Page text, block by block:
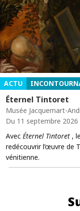
ACTU
Éternel Tintoret
Musée Jacquemart-
Du 11 septembre
Avec Éternel Tintoret ,
redécouvrir l’œuvre de
vénitienne.